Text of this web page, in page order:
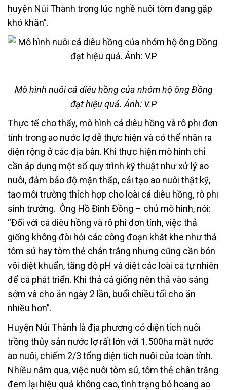
huyện Núi Thành trong lúc nghề nuôi tôm đang gặp
khó khăn”.
Mô hình nuôi cá diêu hồng của nhóm hộ ông Đồng
đạt hiệu quả. Ảnh: V.P
Thực tế cho thấy, mô hình cá diêu hồng và rô phi đơn
tính trong ao nước lợ dễ thực hiện và có thể nhân ra
diện rộng ở các địa bàn. Khi thực hiện mô hình chỉ
cần áp dụng một số quy trình kỹ thuật như xử lý ao
nuôi, đảm bảo độ mặn thấp, cải tạo ao nuôi thật kỹ,
tạo môi trường thích hợp cho loài cá diêu hồng, rô phi
sinh trưởng. Ông Hồ Đình Đồng – chủ mô hình, nói:
“Đối với cá diêu hồng và rô phi đơn tính, việc thả
giống không đòi hỏi các công đoạn khắt khe như thả
tôm sú hay tôm thẻ chân trắng nhưng cũng cần bón
vôi diệt khuẩn, tăng độ pH và diệt các loài cá tự nhiên
để cá phát triển. Khi thả cá giống nên thả vào sáng
sớm và cho ăn ngày 2 lần, buổi chiều tối cho ăn
nhiều hơn”.
Huyện Núi Thành là địa phương có diện tích nuôi
trồng thủy sản nước lợ rất lớn với 1.500ha mặt nước
ao nuôi, chiếm 2/3 tổng diện tích nuôi của toàn tỉnh.
Nhiều năm qua, việc nuôi tôm sú, tôm thẻ chân trắng
đem lại hiệu quả không cao, tình trạng bỏ hoang ao